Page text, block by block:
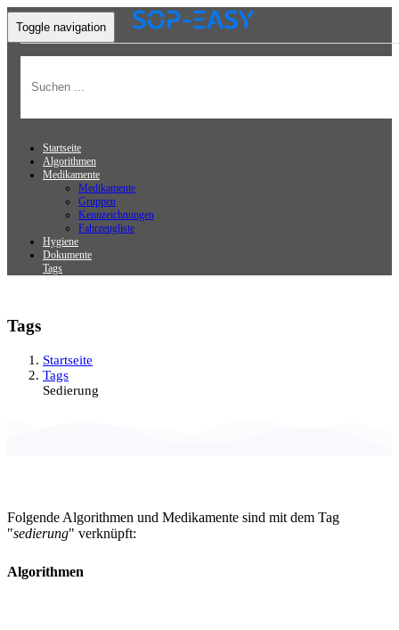
Toggle navigation
Startseite
Algorithmen
Medikamente
Medikamente
Gruppen
Kennzeichnungen
Fahrzeugliste
Hygiene
Dokumente
Tags
Tags
Startseite
Tags
Sedierung
Folgende Algorithmen und Medikamente sind mit dem Tag
"sedierung" verknüpft:
Algorithmen